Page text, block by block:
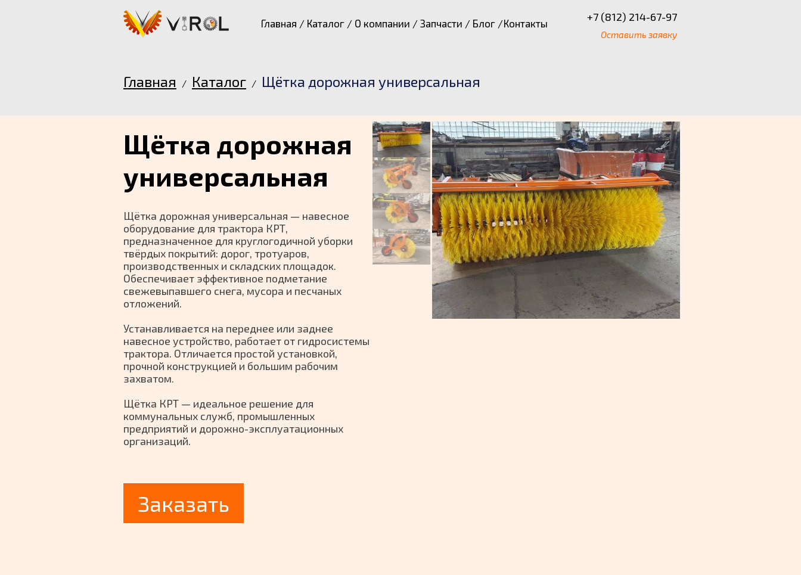
Главная / Каталог / О компании / Запчасти / Блог /Контакты +7 (812) 214-67-97
Оставить заявку
Главная / Каталог / Щётка дорожная универсальная
Щётка дорожная
универсальная
Щётка дорожная универсальная — навесное
оборудование для трактора КРТ,
предназначенное для круглогодичной уборки
твёрдых покрытий: дорог, тротуаров,
производственных и складских площадок.
Обеспечивает эффективное подметание
свежевыпавшего снега, мусора и песчаных
отложений.
Устанавливается на переднее или заднее
навесное устройство, работает от гидросистемы
трактора. Отличается простой установкой,
прочной конструкцией и большим рабочим
захватом.
Щётка КРТ — идеальное решение для
коммунальных служб, промышленных
предприятий и дорожно-эксплуатационных
организаций.
Заказать